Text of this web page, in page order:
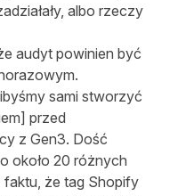
albo rzeczy
audyt powinien być
sami stworzyć
przed
z Gen3. Dość
około 20 różnych
że tag Shopify